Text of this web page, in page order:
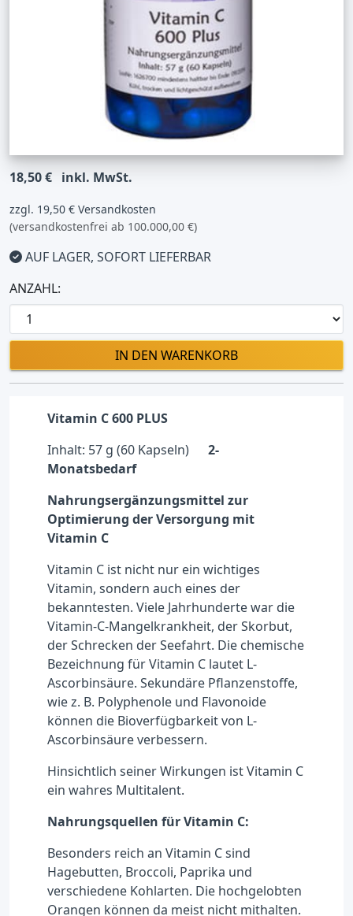
18,50 € inkl. MwSt.
zzgl. 19,50 € Versandkosten
(versandkostenfrei ab 100.000,00 €)
AUF LAGER, SOFORT LIEFERBAR
ANZAHL:
IN DEN WARENKORB
Vitamin C 600 PLUS
Inhalt: 57 g (60 Kapseln) 2-
Monatsbedarf
Nahrungsergänzungsmittel zur
Optimierung der Versorgung mit
Vitamin C
Vitamin C ist nicht nur ein wichtiges
Vitamin, sondern auch eines der
bekanntesten. Viele Jahrhunderte war die
Vitamin-C-Mangelkrankheit, der Skorbut,
der Schrecken der Seefahrt. Die chemische
Bezeichnung für Vitamin C lautet L-
Ascorbinsäure. Sekundäre Pflanzenstoffe,
wie z. B. Polyphenole und Flavonoide
können die Bioverfügbarkeit von L-
Ascorbinsäure verbessern.
Hinsichtlich seiner Wirkungen ist Vitamin C
ein wahres Multitalent.
Nahrungsquellen für Vitamin C:
Besonders reich an Vitamin C sind
Hagebutten, Broccoli, Paprika und
verschiedene Kohlarten. Die hochgelobten
Orangen können da meist nicht mithalten.